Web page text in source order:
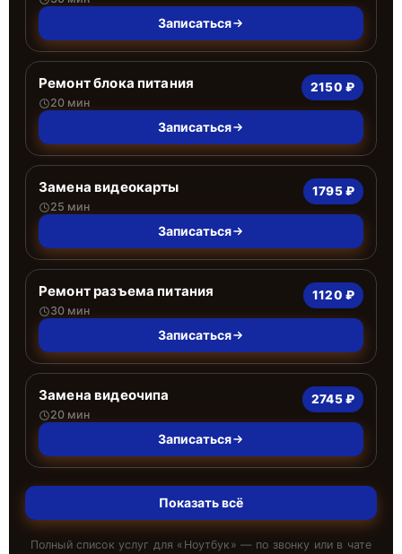
Записаться
Ремонт блока питания
20 мин
2150 ₽
Записаться
Замена видеокарты
25 мин
1795 ₽
Записаться
Ремонт разъема питания
30 мин
1120 ₽
Записаться
Замена видеочипа
20 мин
2745 ₽
Записаться
Показать всё
Полный список услуг для « Ноутбук » — по звонку или в чате